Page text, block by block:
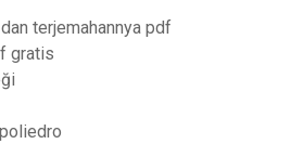
terjemahannya pdf
gratis